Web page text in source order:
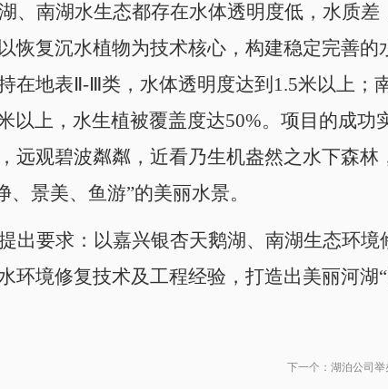
、南湖水生态都存在水体透明度低，水质差
恢复沉水植物为技术核心，构建稳定完善的
在地表Ⅱ-Ⅲ类，水体透明度达到1.5米以上；
上，水生植被覆盖度达50%。项目的成功
远观碧波粼粼，近看乃生机盎然之水下森林
景美、鱼游”的美丽水景。
出要求：以嘉兴银杏天鹅湖、南湖生态环境
境修复技术及工程经验，打造出美丽河湖“
下一个： 湖泊公司